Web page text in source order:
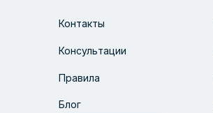
Контакты
Консультации
Правила
Блог